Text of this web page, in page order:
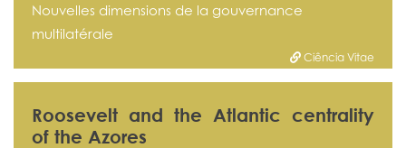
Nouvelles dimensions de la gouvernance
multilatérale
Ciência Vitae
Roosevelt and the Atlantic centrality
of the Azores